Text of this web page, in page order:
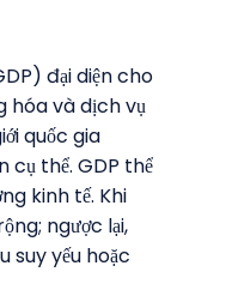
đại diện cho
hóa và dịch vụ
quốc gia
cụ thể. GDP thể
kinh tế. Khi
ngược lại,
suy yếu hoặc